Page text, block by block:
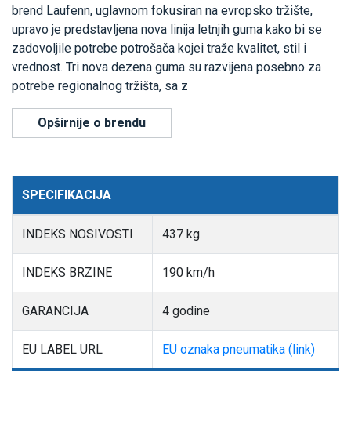
brend Laufenn, uglavnom fokusiran na evropsko tržište,
upravo je predstavljena nova linija letnjih guma kako bi se
zadovoljile potrebe potrošača kojei traže kvalitet, stil i
vrednost. Tri nova dezena guma su razvijena posebno za
potrebe regionalnog tržišta, sa z
Opširnije o brendu
SPECIFIKACIJA
INDEKS NOSIVOSTI 437 kg
INDEKS BRZINE 190 km/h
GARANCIJA 4 godine
EU LABEL URL EU oznaka pneumatika (link)